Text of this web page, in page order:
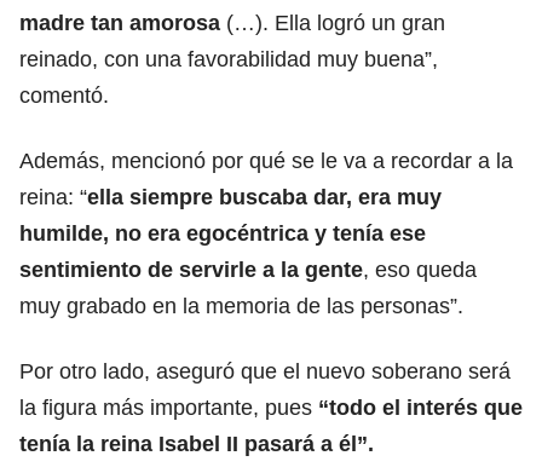
madre tan amorosa (…). Ella logró un gran
reinado, con una favorabilidad muy buena”,
comentó.
Además, mencionó por qué se le va a recordar a la
reina: “ella siempre buscaba dar, era muy
humilde, no era egocéntrica y tenía ese
sentimiento de servirle a la gente, eso queda
muy grabado en la memoria de las personas”.
Por otro lado, aseguró que el nuevo soberano será
la figura más importante, pues “todo el interés que
tenía la reina Isabel II pasará a él”.